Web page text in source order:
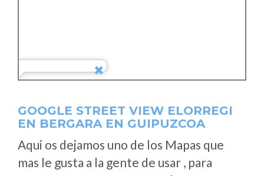
GOOGLE STREET VIEW ELORREGI
EN BERGARA EN GUIPUZCOA
Aqui os dejamos uno de los Mapas que
mas le gusta a la gente de usar , para